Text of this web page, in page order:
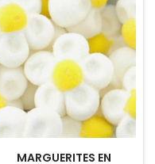
MARGUERITES EN